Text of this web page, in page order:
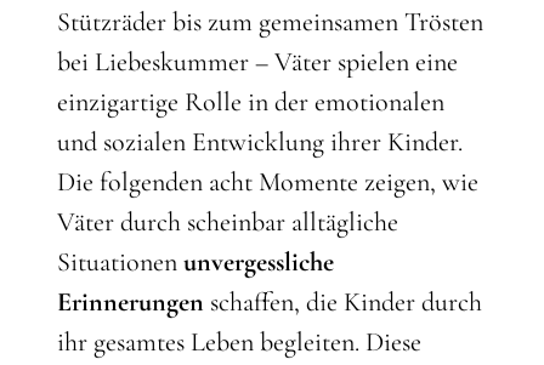
Stützräder bis zum gemeinsamen Trösten
bei Liebeskummer – Väter spielen eine
einzigartige Rolle in der emotionalen
und sozialen Entwicklung ihrer Kinder.
Die folgenden acht Momente zeigen, wie
Väter durch scheinbar alltägliche
Situationenunvergessliche
Erinnerungen schaffen, die Kinder durch
ihr gesamtes Leben begleiten. Diese